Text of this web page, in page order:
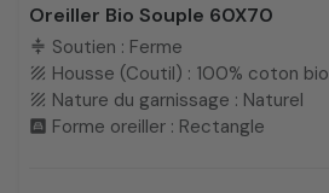
Oreiller Bio Souple 60X70
compress Soutien : Ferme
texture Housse (Coutil) : 100% coton bio
texture Nature du garnissage : Naturel
bedroom_child Forme oreiller : Rectangle